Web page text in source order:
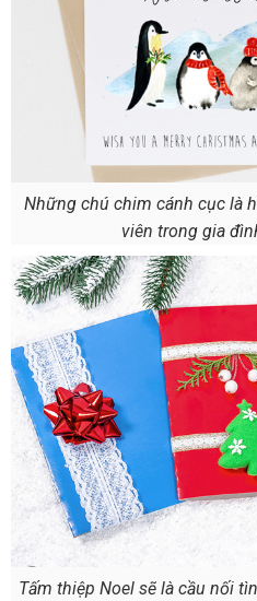
Những chú chim cánh cục là
viên trong gia
Tấm thiệp Noel sẽ là cầu nối